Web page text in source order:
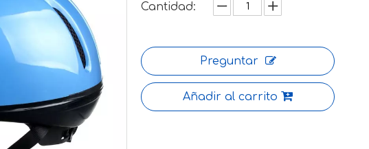
Cantidad:
Preguntar
Añadir al carrito